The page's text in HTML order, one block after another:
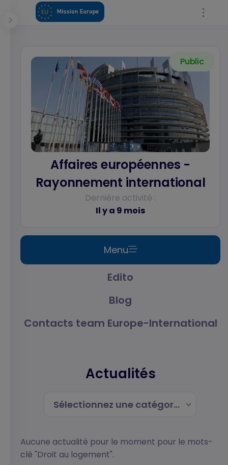
Se connecter
Affaires européennes -
Rayonnement international
Public
Dernière activité :
Il y a 9 mois
Menu
Edito
Blog
Contacts team Europe-International
Actualités
Sélectionnez une catégorie
Aucune actualité pour le moment pour le mots-
clé "Droit au logement".
Panneau de gestion des cookies